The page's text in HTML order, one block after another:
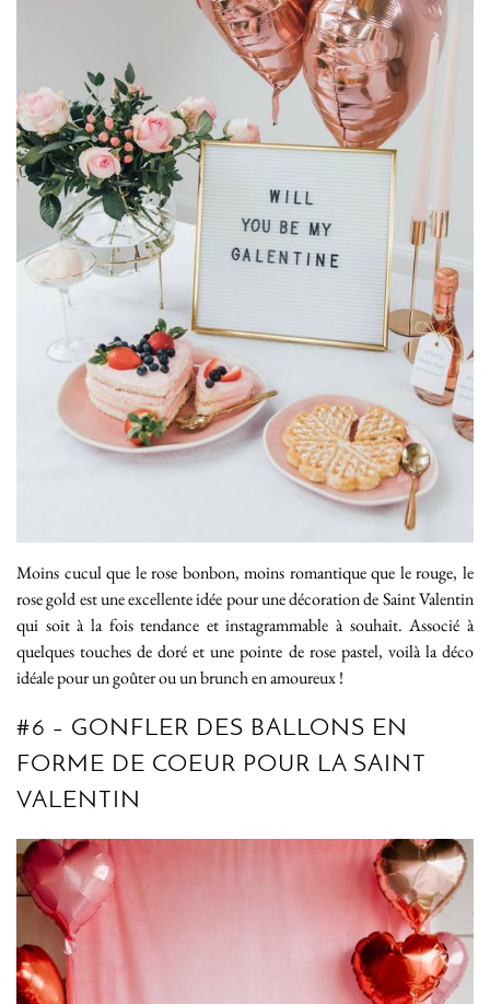
Moins cucul que le rose bonbon, moins romantique que le rouge, le
rose gold est une excellente idée pour une décoration de Saint Valentin
qui soit à la fois tendance et instagrammable à souhait. Associé à
quelques touches de doré et une pointe de rose pastel, voilà la déco
idéale pour un goûter ou un brunch en amoureux !
#6 – GONFLER DES BALLONS EN
FORME DE COEUR POUR LA SAINT
VALENTIN